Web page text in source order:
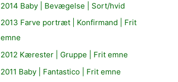
2014 Baby | Bevægelse | Sort/hvid
2013 Farve portræt | Konfirmand | Frit
emne
2012 Kærester | Gruppe | Frit emne
2011 Baby | Fantastico | Frit emne